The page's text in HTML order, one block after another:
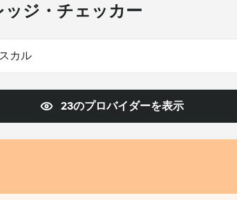
ッジ・チェッカー
カル
23のプロバイダーを表示